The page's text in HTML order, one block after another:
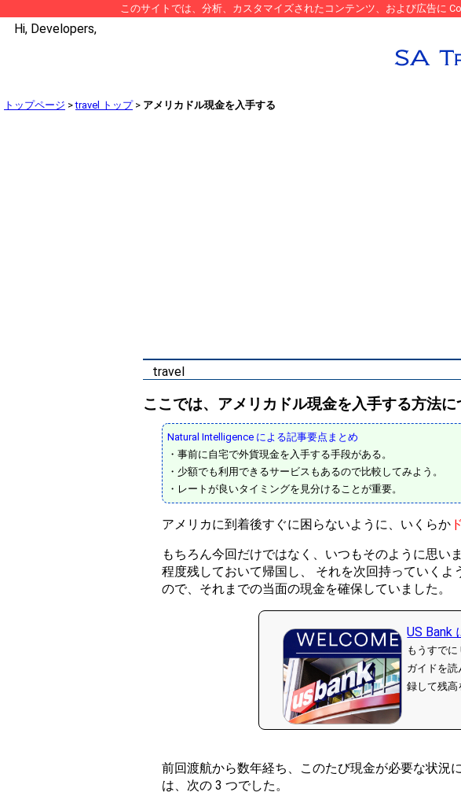
このサイトでは、分析、カスタマイズされたコンテンツ、および広告に
Hi, Developers,
トップページ >travel トップ> アメリカドル現金を入手する
travel
ここでは、アメリカドル現金を入手する方法に
Natural Intelligence による記事要点まとめ
・事前に自宅で外貨現金を入手する手段がある。
・少額でも利用できるサービスもあるので比較してみよう。
・レートが良いタイミングを見分けることが重要。
アメリカに到着後すぐに困らないように、いくらか
もちろん今回だけではなく、いつもそのように思い
程度残しておいて帰国し、 それを次回持っていくよ
ので、それまでの当面の現金を確保していました。
US Bank
もうすでに
ガイドを
録して残高
前回渡航から数年経ち、このたび現金が必要な状況
は、次の 3 つでした。